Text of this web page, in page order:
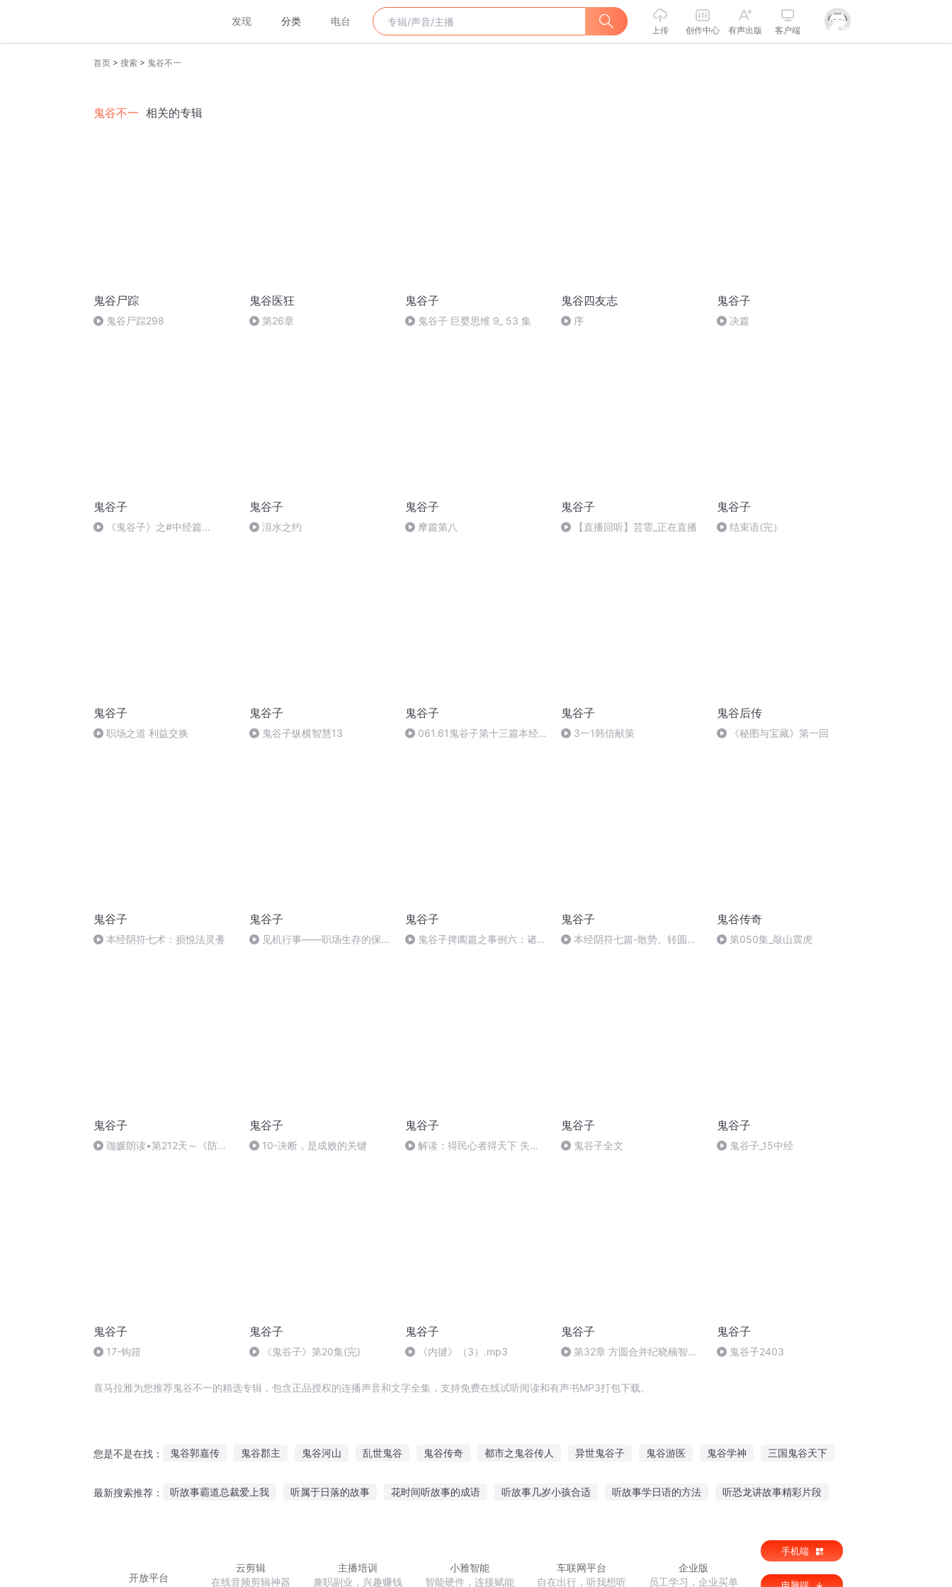
发现 分类 电台
上传 创作中心 有声出版 客户端
首页 > 搜索 > 鬼谷不一
鬼谷不一 相关的专辑
鬼谷尸踪
鬼谷尸踪298
鬼谷医狂
第26章
鬼谷子
鬼谷子 巨婴思维 9_ 53 集
鬼谷四友志
序
鬼谷子
决篇
鬼谷子
《鬼谷子》之#中经篇
鬼谷子
洹水之约
鬼谷子
摩篇第八
鬼谷子
【直播回听】芸霏_正在直播
鬼谷子
结束语(完）
鬼谷子
职场之道 利益交换
鬼谷子
鬼谷子纵横智慧13
鬼谷子
061.61鬼谷子第十三篇本经
鬼谷子
3一1韩信献策
鬼谷后传
《秘图与宝藏》第一回
鬼谷子
本经阴符七术：损悦法灵蓍
鬼谷子
见机行事——职场生存的保护
鬼谷子
鬼谷子捭阖篇之事例六：诸葛
鬼谷子
本经阴符七篇-散势、转圆、
鬼谷传奇
第050集_敲山震虎
鬼谷子
珈媛朗读•第212天～《防微
鬼谷子
10-决断，是成败的关键
鬼谷子
解读：得民心者得天下 失民
鬼谷子
鬼谷子全文
鬼谷子
鬼谷子_15中经
鬼谷子
17-钩箝
鬼谷子
《鬼谷子》第20集(完)
鬼谷子
《内揵》（3）.mp3
鬼谷子
第32章 方圆合并纪晓楠智全
鬼谷子
鬼谷子2403
喜马拉雅为您推荐鬼谷不一的精选专辑，包含正品授权的连播声音和文字全集，支持免费在线试听阅读和有声书MP3打包下载。
您是不是在找： 鬼谷郭嘉传 鬼谷郡主 鬼谷河山 乱世鬼谷 鬼谷传奇 都市之鬼谷传人 异世鬼谷子 鬼谷游医 鬼谷学神 三国鬼谷天下
最新搜索推荐： 听故事霸道总裁爱上我 听属于日落的故事 花时间听故事的成语 听故事几岁小孩合适 听故事学日语的方法 听恐龙讲故事精彩片段
开放平台
云剪辑
在线音频剪辑神器
主播培训
兼职副业，兴趣赚钱
小雅智能
智能硬件，连接赋能
车联网平台
自在出行，听我想听
企业版
员工学习，企业买单
手机端